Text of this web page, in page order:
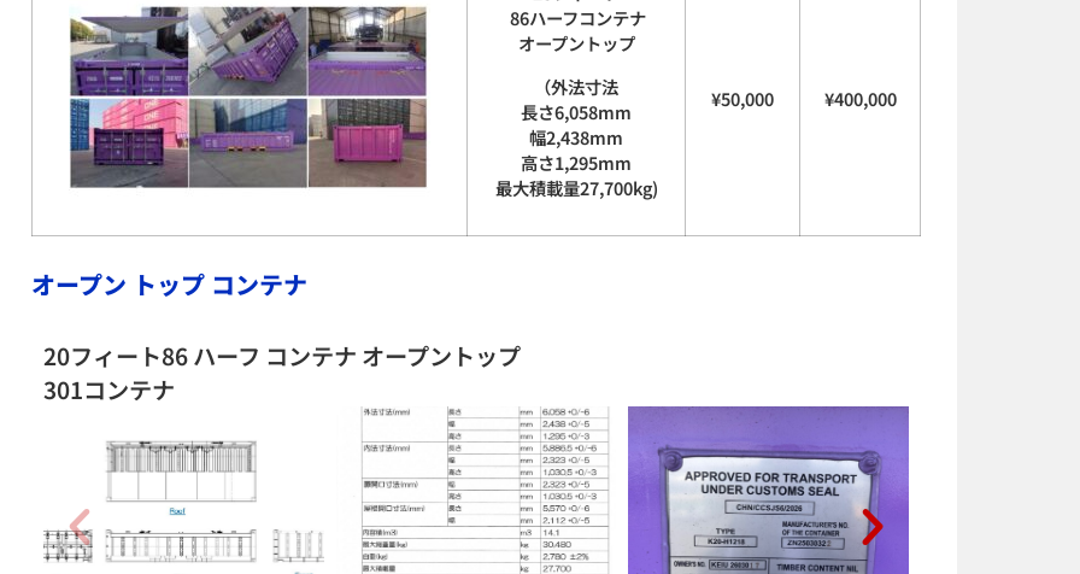
86ハーフコンテナ
オープントップ
（外法寸法
長さ6,058mm
幅2,438mm
高さ1,295mm
最大積載量27,700kg)
¥50,000 ¥400,000
オープン トップ コンテナ
20フィート86 ハーフ コンテナ オープントップ
301コンテナ